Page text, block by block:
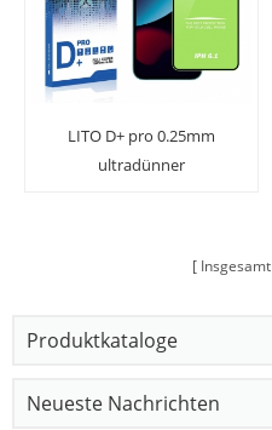
LITO D+ pro 0.25mm
ultradünner
Insgesamt
Produktkataloge
Neueste Nachrichten